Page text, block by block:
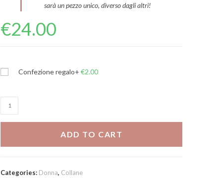
sarà un pezzo unico, diverso dagli altri!
€24.00
Confezione regalo+ €2.00
Collana
due
ADD TO CART
Categories: Donna, Collane